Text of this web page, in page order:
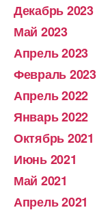
Декабрь 2023
Май 2023
Апрель 2023
Февраль 2023
Апрель 2022
Январь 2022
Октябрь 2021
Июнь 2021
Май 2021
Апрель 2021